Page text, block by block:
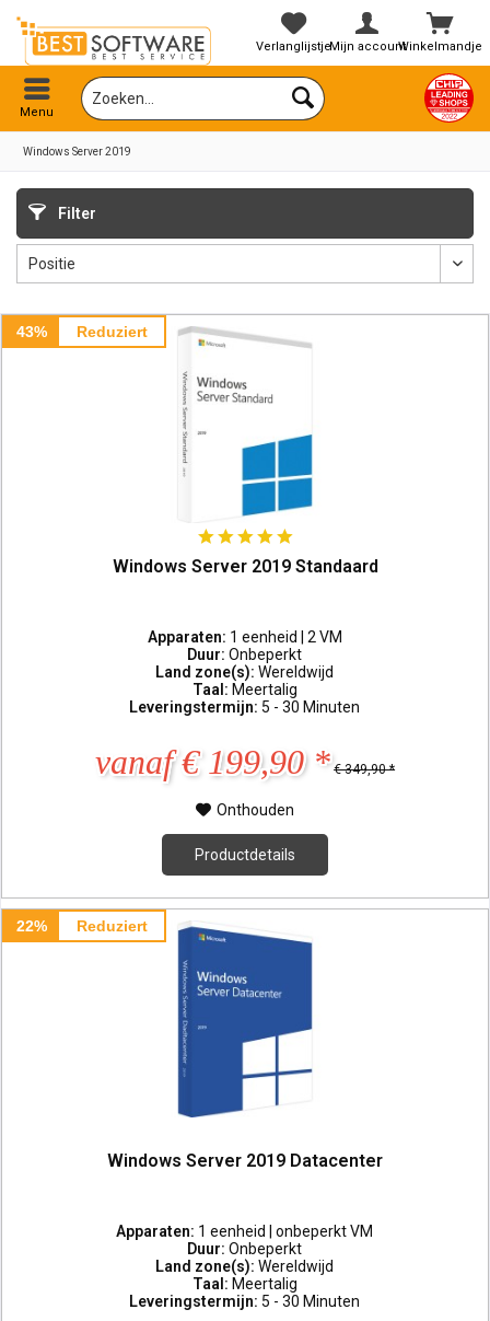
Winkelmandje
VerlanglijstjeMijn account
Menu
Windows Server 2019
Filter
43% Reduziert
Windows Server 2019 Standaard
Apparaten: 1 eenheid | 2 VM
Duur:Onbeperkt
Land zone(s):Wereldwijd
Taal: Meertalig
Leveringstermijn: 5 - 30 Minuten
vanaf € 199,90 * € 349,90 *
Onthouden
Productdetails
22% Reduziert
Windows Server 2019 Datacenter
Apparaten: 1 eenheid | onbeperkt VM
Duur:Onbeperkt
Land zone(s):Wereldwijd
Taal: Meertalig
Leveringstermijn: 5 - 30 Minuten